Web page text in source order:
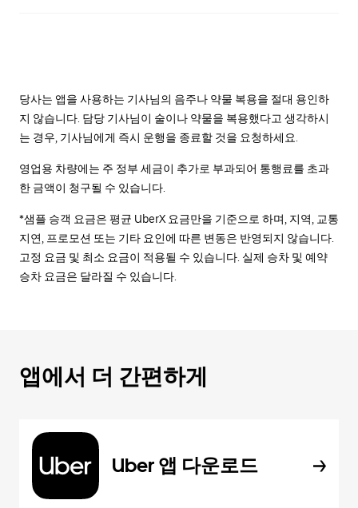
당사는 앱을 사용하는 기사님의 음주나 약물 복용을 절대 용인하
지 않습니다. 담당 기사님이 술이나 약물을 복용했다고 생각하시
는 경우, 기사님에게 즉시 운행을 종료할 것을 요청하세요.
영업용 차량에는 주 정부 세금이 추가로 부과되어 통행료를 초과
한 금액이 청구될 수 있습니다.
*샘플 승객 요금은 평균 UberX 요금만을 기준으로 하며, 지역, 교통
지연, 프로모션 또는 기타 요인에 따른 변동은 반영되지 않습니다.
고정 요금 및 최소 요금이 적용될 수 있습니다. 실제 승차 및 예약
승차 요금은 달라질 수 있습니다.
앱에서 더 간편하게
Uber 앱 다운로드